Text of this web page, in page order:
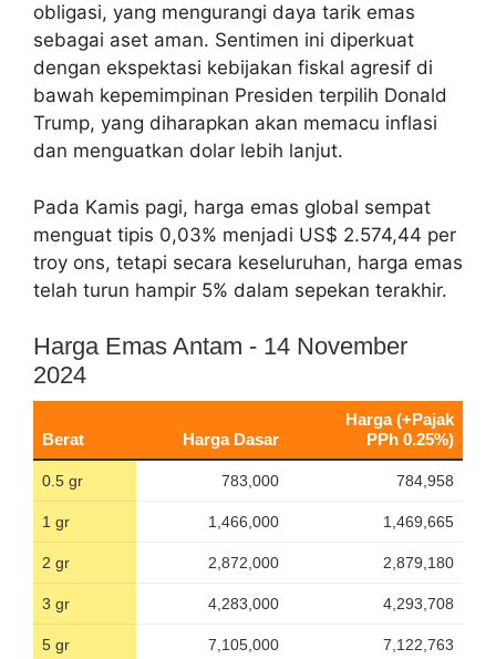
obligasi, yang mengurangi daya tarik emas
sebagai aset aman. Sentimen ini diperkuat
dengan ekspektasi kebijakan fiskal agresif di
bawah kepemimpinan Presiden terpilih Donald
Trump, yang diharapkan akan memacu inflasi
dan menguatkan dolar lebih lanjut.
Pada Kamis pagi, harga emas global sempat
menguat tipis 0,03% menjadi US$ 2.574,44 per
troy ons, tetapi secara keseluruhan, harga emas
telah turun hampir 5% dalam sepekan terakhir.